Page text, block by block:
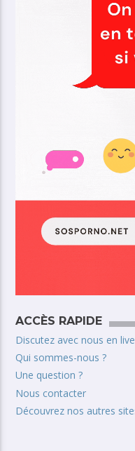
ACCÈS RAPIDE
Discutez avec nous en live
Qui sommes-nous ?
Une question ?
Nous contacter
Découvrez nos autres